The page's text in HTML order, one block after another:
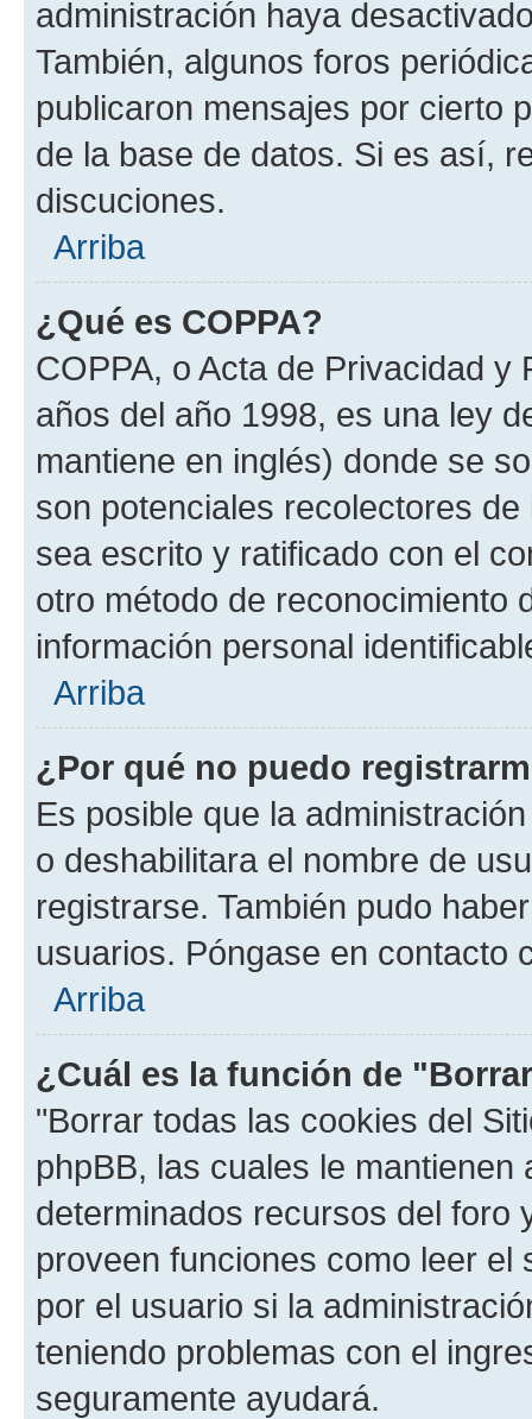
administración haya
También, algunos foros
publicaron mensajes por cierto
de la base de datos. Si es así,
discuciones.
Arriba
¿Qué es COPPA?
COPPA, o Acta de Privacidad
años del año 1998, es una ley
mantiene en inglés) donde se
son potenciales recolectores
sea escrito y ratificado con el
otro método de reconocimiento
información personal
Arriba
¿Por qué no puedo
Es posible que la
o deshabilitara el nombre de
registrarse. También pudo
usuarios. Póngase en contacto
Arriba
¿Cuál es la función de
"Borrar todas las cookies del
phpBB, las cuales le
determinados recursos del foro
proveen funciones como leer el
por el usuario si la
teniendo problemas con el
seguramente ayudará.